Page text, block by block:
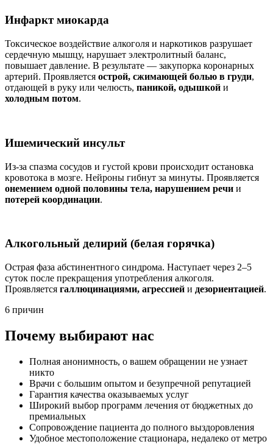
Инфаркт миокарда
Токсическое воздействие алкоголя и наркотиков разрушает
сердечную мышцу, нарушает электролитный баланс,
повышает давление. В результате — закупорка коронарных
артерий. Проявляется острой, сжимающей болью в груди,
отдающей в руку или челюсть, паникой, одышкой и
холодным потом.
Ишемический инсульт
Из-за спазма сосудов и густой крови происходит остановка
кровотока в мозге. Нейроны гибнут за минуты. Проявляется
онемением одной половины тела, нарушением речи и
потерей координации.
Алкогольный делирий (белая горячка)
Острая фаза абстинентного синдрома. Наступает через 2–5
суток после прекращения употребления алкоголя.
Проявляется галлюцинациями, агрессией и дезориентацией.
6 причин
Почему выбирают нас
Полная анонимность, о вашем обращении не узнает
никто
Врачи с большим опытом и безупречной репутацией
Гарантия качества оказываемых услуг
Широкий выбор программ лечения от бюджетных до
премиальных
Сопровождение пациента до полного выздоровления
Удобное местоположение стационара, недалеко от метро